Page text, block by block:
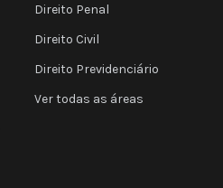
Direito Penal
Direito Civil
Direito Previdenciário
Ver todas as áreas